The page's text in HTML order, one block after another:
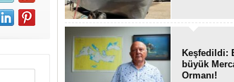
Keşfedildi:
büyük
Ormanı!